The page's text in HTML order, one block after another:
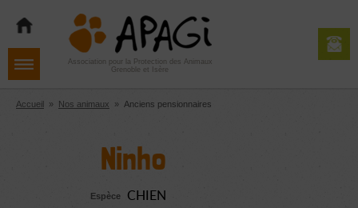
navigation
contenu
Aller
pied
de
Association pour la Protection des Animaux
Grenoble et Isère
Accueil » Nos animaux » Anciens pensionnaires
Ninho
Espèce CHIEN